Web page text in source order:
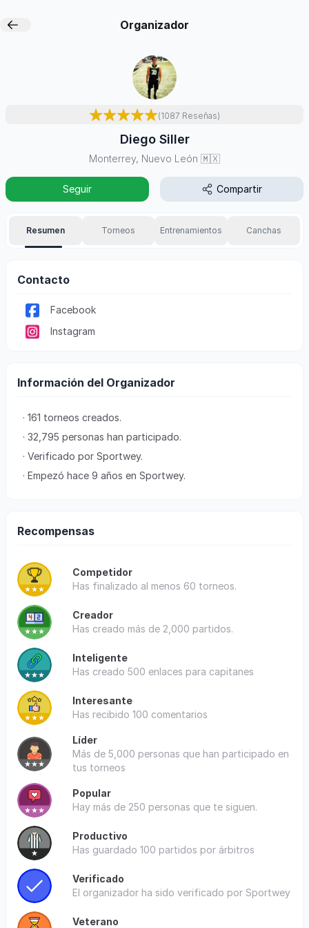
Organizador
(1087 Reseñas)
Diego Siller
Monterrey, Nuevo León 🇲🇽
Seguir Compartir
Resumen Torneos Entrenamientos Canchas
Contacto
Facebook
Instagram
Información del Organizador
· 161 torneos creados.
· 32,795 personas han participado.
· Verificado por Sportwey.
· Empezó hace 9 años en Sportwey.
Recompensas
Competidor
Has finalizado al menos 60 torneos.
Creador
Has creado más de 2,000 partidos.
Inteligente
Has creado 500 enlaces para capitanes
Interesante
Has recibido 100 comentarios
Líder
Más de 5,000 personas que han participado en
tus torneos
Popular
Hay más de 250 personas que te siguen.
Productivo
Has guardado 100 partidos por árbitros
Verificado
El organizador ha sido verificado por Sportwey
Veterano